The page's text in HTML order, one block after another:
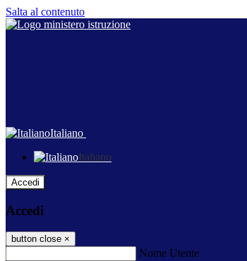
Salta al contenuto
Italiano
Italiano
Accedi
Accedi
button close ×
Nome Utente